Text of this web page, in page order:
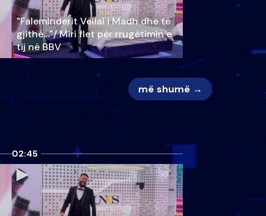
"Faleminderit Vëllai i Madh dhe të
gjithë…"/ Miri flet për rrugëtimin e
tij në BBV
më shumë →
02:45